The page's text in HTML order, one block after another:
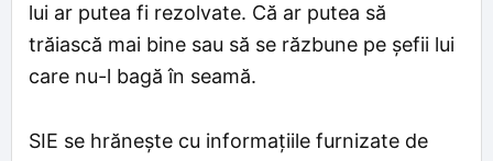
lui ar putea fi rezolvate. Că ar putea să
trăiască mai bine sau să se răzbune pe șefii lui
care nu-l bagă în seamă.
SIE se hrănește cu informațiile furnizate de